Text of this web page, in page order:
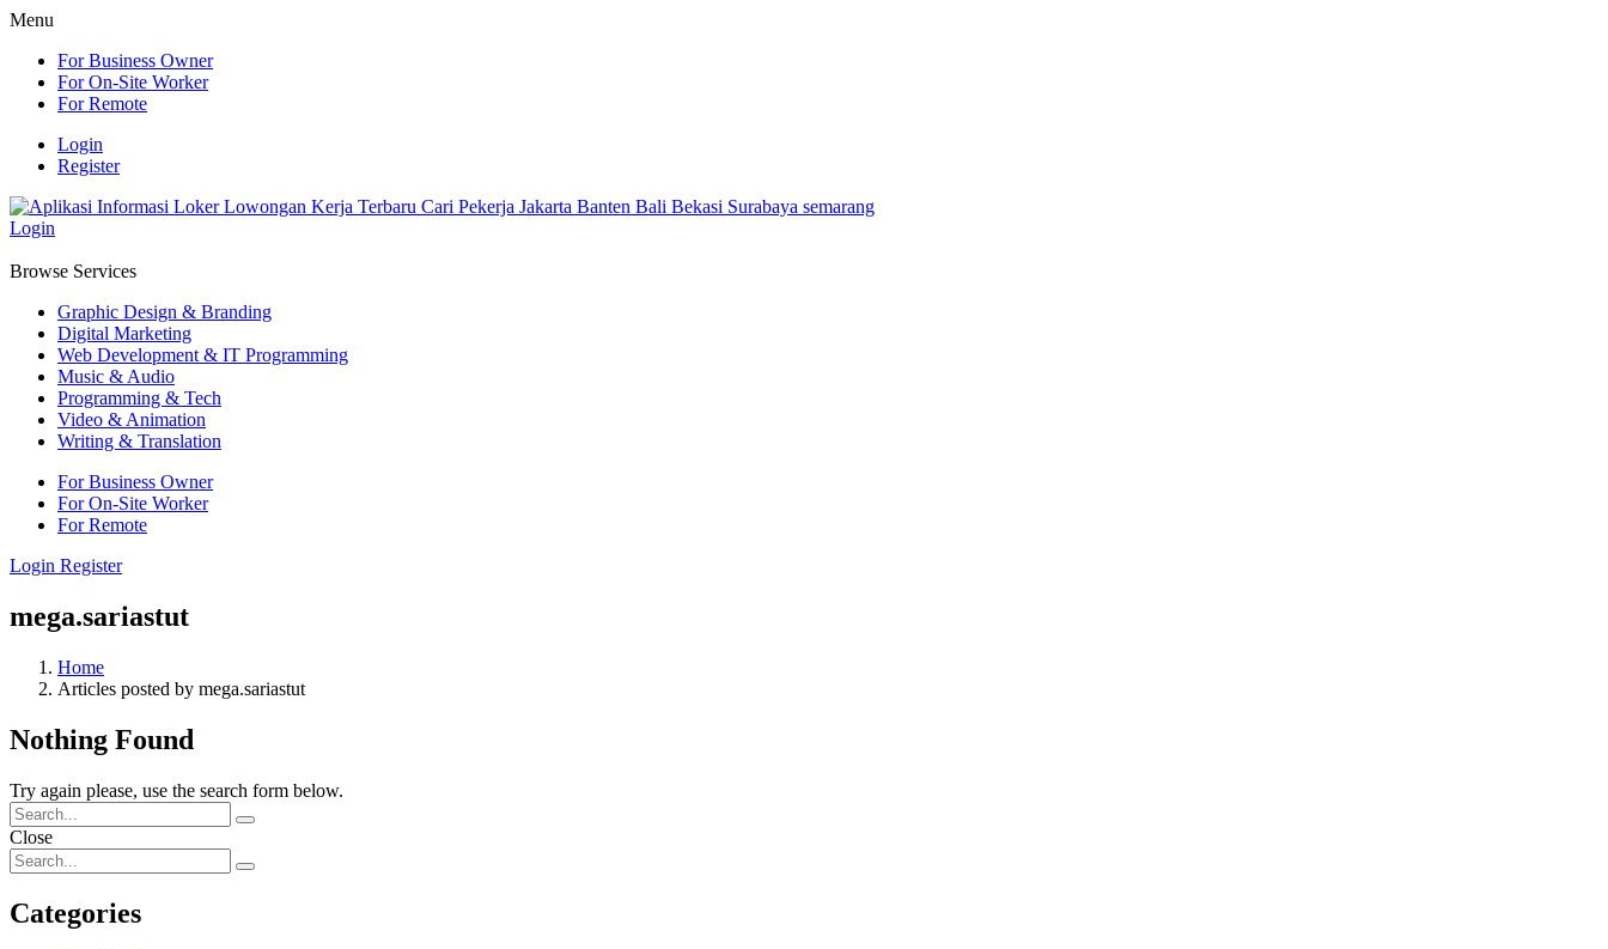
Menu
For Business Owner
For On-Site Worker
For Remote
Login
Register
Login
Browse Services
Graphic Design & Branding
Digital Marketing
Web Development & IT Programming
Music & Audio
Programming & Tech
Video & Animation
Writing & Translation
For Business Owner
For On-Site Worker
For Remote
Login Register
mega.sariastut
Home
Articles posted by mega.sariastut
Nothing Found
Try again please, use the search form below.
Close
Categories